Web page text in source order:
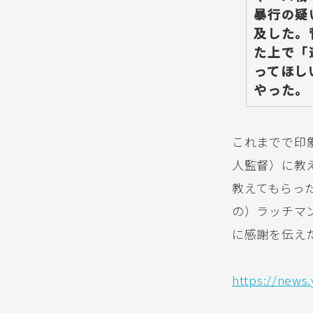
暴行の
及した
た上で
ってほ
やった。
これまでで印
人監督）に教
教えてもらっ
の）ラッチマ
に感謝を伝え
https://